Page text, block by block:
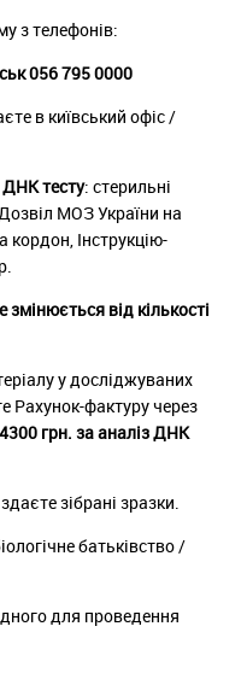
з телефонів:
056 795 0000
в київський офіс /
тесту: стерильні
МОЗ України на
кордон, Інструкцію-
від кількості
у досліджуваних
Рахунок-фактуру через
4300 грн. за аналіз ДНК
зібрані зразки.
батьківство /
для проведення